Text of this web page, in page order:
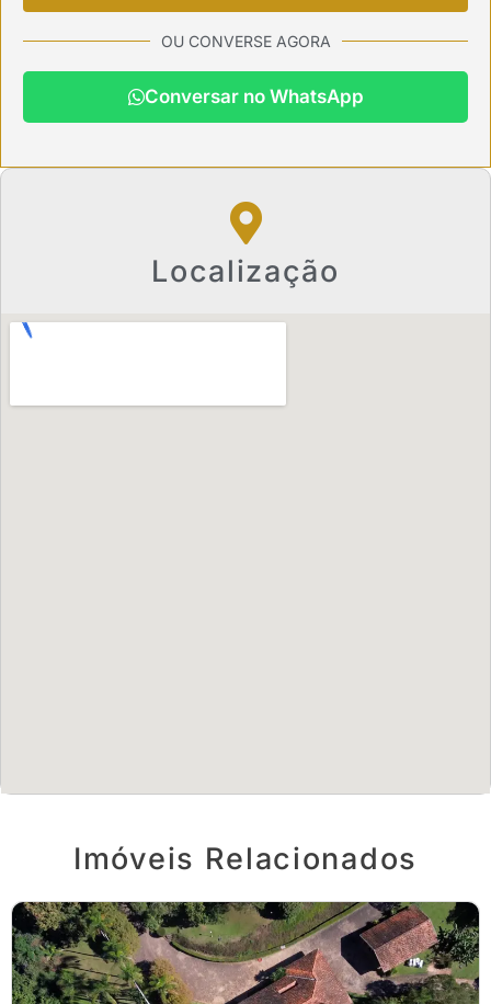
OU CONVERSE AGORA
Conversar no WhatsApp
Localização
Imóveis Relacionados